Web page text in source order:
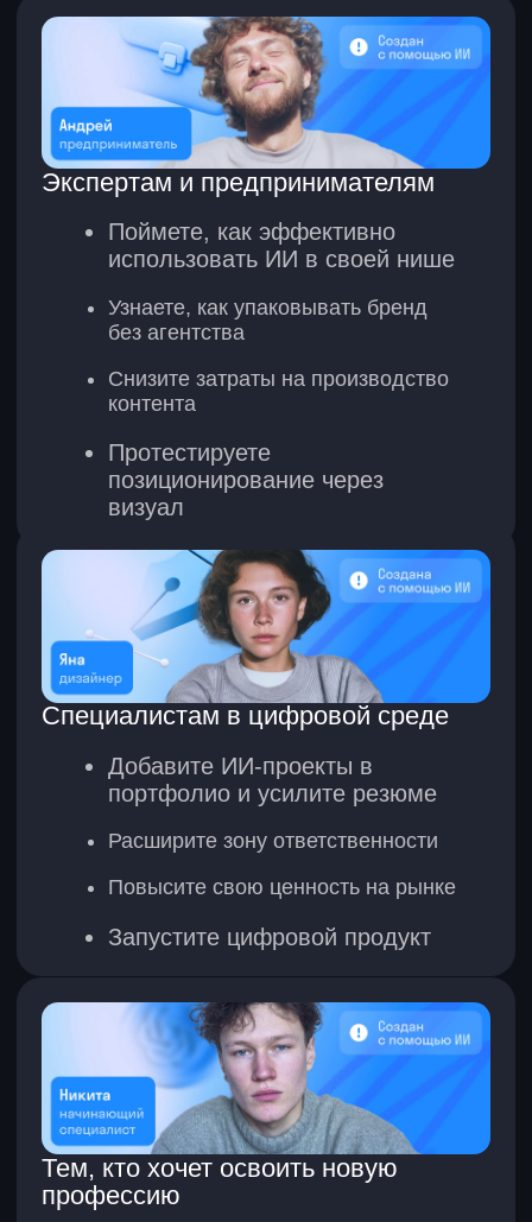
Создавать визуальный контент
Видео и изображения в разных
стилях
Мультролики с персонажами
своим фото
Генерировать коммерческий
визуал
Полноценная ИИ-кампания
Объединение реального фото
и нейрогенерации
Креативы с ИИ-моделью
Визуал под рекламные
гипотезы
Монетизировать навыки
Поиск заказчиков
Разбор фриланс-бирж
Предложения под разные
типы клиентов
Переговоры и отработка
Оформление портфолио